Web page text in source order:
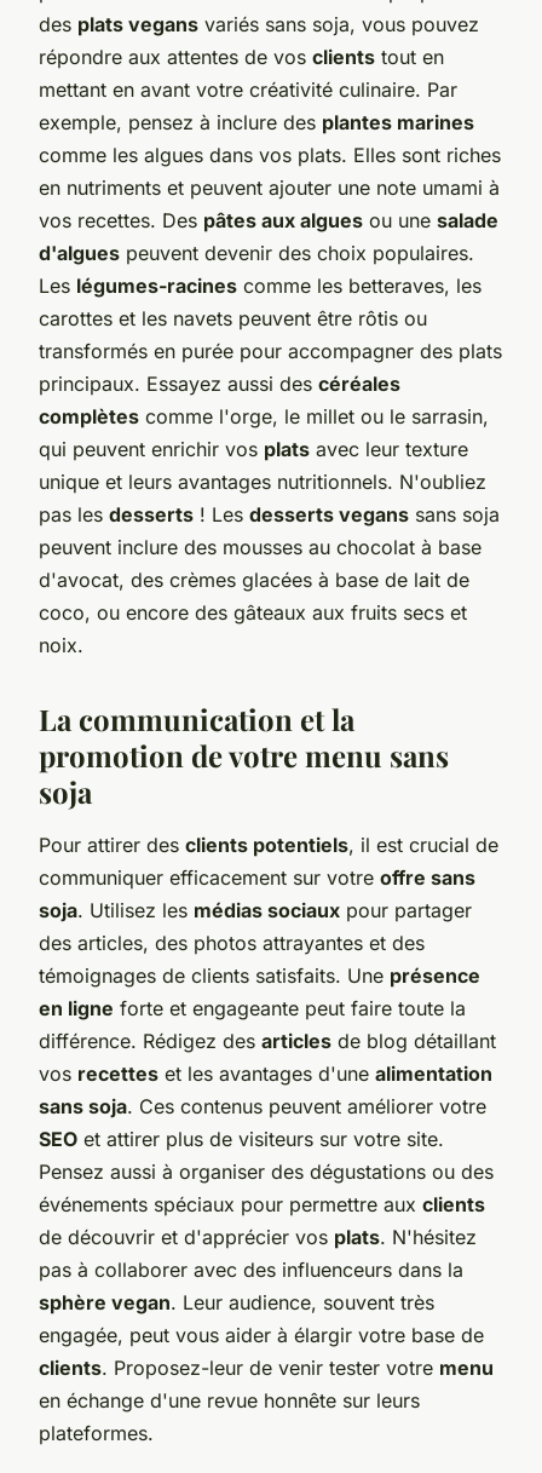
des plats vegans variés sans soja, vous pouvez
répondre aux attentes de vos clients tout en
mettant en avant votre créativité culinaire. Par
exemple, pensez à inclure des plantes marines
comme les algues dans vos plats. Elles sont riches
en nutriments et peuvent ajouter une note umami à
vos recettes. Des pâtes aux algues ou une salade
d'algues peuvent devenir des choix populaires.
Les légumes-racines comme les betteraves, les
carottes et les navets peuvent être rôtis ou
transformés en purée pour accompagner des plats
principaux. Essayez aussi des céréales
complètes comme l'orge, le millet ou le sarrasin,
qui peuvent enrichir vos plats avec leur texture
unique et leurs avantages nutritionnels. N'oubliez
pas les desserts ! Les desserts vegans sans soja
peuvent inclure des mousses au chocolat à base
d'avocat, des crèmes glacées à base de lait de
coco, ou encore des gâteaux aux fruits secs et
noix.
La communication et la
promotion de votre menu sans
soja
Pour attirer des clients potentiels, il est crucial de
communiquer efficacement sur votre offre sans
soja. Utilisez les médias sociaux pour partager
des articles, des photos attrayantes et des
témoignages de clients satisfaits. Une présence
en ligne forte et engageante peut faire toute la
différence. Rédigez des articles de blog détaillant
vos recettes et les avantages d'une alimentation
sans soja. Ces contenus peuvent améliorer votre
SEO et attirer plus de visiteurs sur votre site.
Pensez aussi à organiser des dégustations ou des
événements spéciaux pour permettre aux clients
de découvrir et d'apprécier vos plats. N'hésitez
pas à collaborer avec des influenceurs dans la
sphère vegan. Leur audience, souvent très
engagée, peut vous aider à élargir votre base de
clients. Proposez-leur de venir tester votre menu
en échange d'une revue honnête sur leurs
plateformes.